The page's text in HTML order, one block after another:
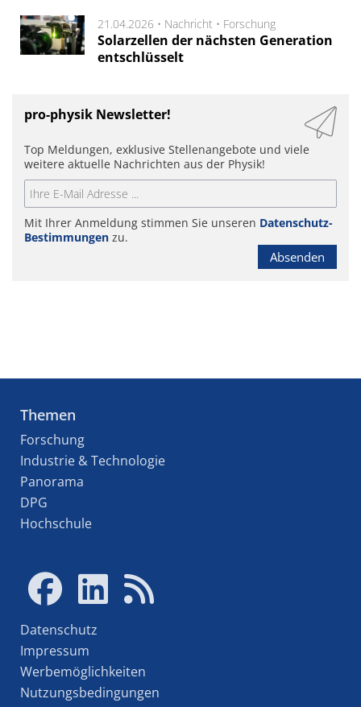
21.04.2026 • Nachricht • Forschung
Solarzellen der nächsten Generation
entschlüsselt
pro-physik Newsletter!
Top Meldungen, exklusive Stellenangebote und viele
weitere aktuelle Nachrichten aus der Physik!
Mit Ihrer Anmeldung stimmen Sie unseren Datenschutz-
Bestimmungen zu.
Absenden
Themen
Forschung
Industrie & Technologie
Panorama
DPG
Hochschule
Datenschutz
Impressum
Werbemöglichkeiten
Nutzungsbedingungen